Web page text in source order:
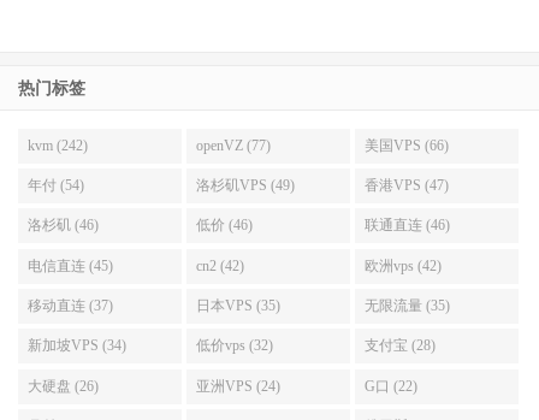
热门标签
kvm (242) openVZ (77) 美国VPS (66)
年付 (54) 洛杉矶VPS (49) 香港VPS (47)
洛杉矶 (46) 低价 (46) 联通直连 (46)
电信直连 (45) cn2 (42) 欧洲vps (42)
移动直连 (37) 日本VPS (35) 无限流量 (35)
新加坡VPS (34) 低价vps (32) 支付宝 (28)
大硬盘 (26) 亚洲VPS (24) G口 (22)